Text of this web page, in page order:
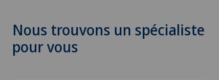
Nous trouvons un spécialiste
pour vous